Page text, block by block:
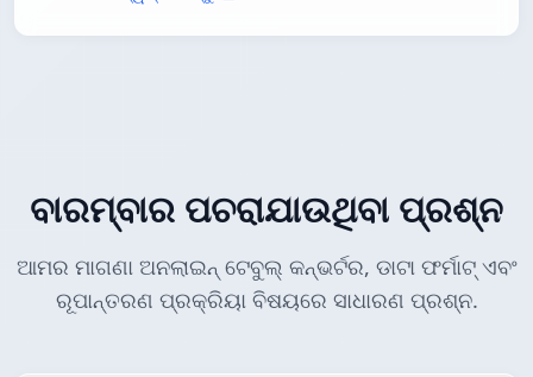
ବାରମ୍ବାର ପଚରାଯାଉଥିବା ପ୍ରଶ୍ନ
ଆମର ମାଗଣା ଅନଲାଇନ୍ ଟେବୁଲ୍ କନ୍ଭର୍ଟର, ଡାଟା ଫର୍ମାଟ୍ ଏବଂ
ରୂପାନ୍ତରଣ ପ୍ରକ୍ରିୟା ବିଷୟରେ ସାଧାରଣ ପ୍ରଶ୍ନ.